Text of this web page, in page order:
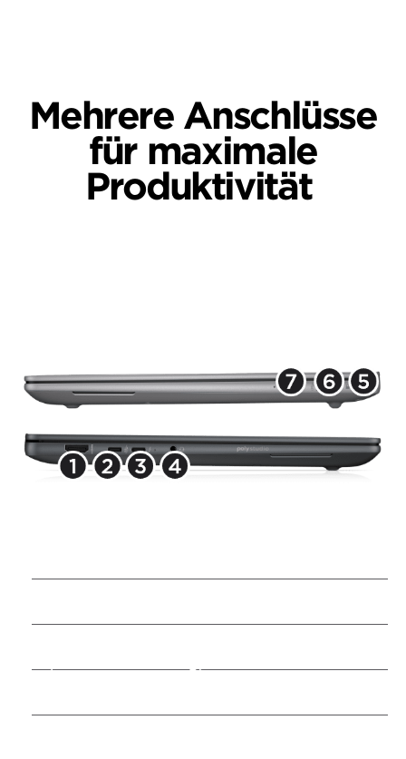
Mehrere Anschlüsse
für maximale
Produktivität
Thunderbolt™4 mit USB